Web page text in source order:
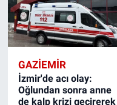
GAZIEMIR
İzmir'de acı olay:
Oğlundan sonra anne
de kalp krizi geçirerek